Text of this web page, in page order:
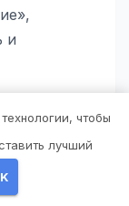
и
чтобы
лучший